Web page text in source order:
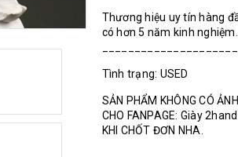
Thương hiệu uy tín hàng
có hơn 5 năm kinh nghiệm.
Tình trạng: USED
SẢN PHẨM KHÔNG CÓ
CHO FANPAGE: Giày
KHI CHỐT ĐƠN NHA.